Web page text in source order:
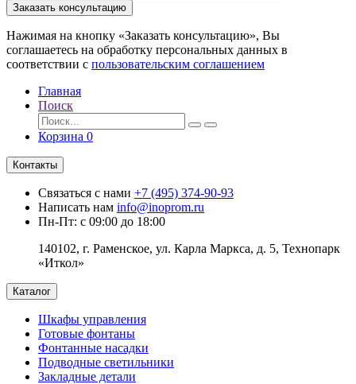
Заказать консультацию
Нажимая на кнопку «Заказать консультацию», Вы
соглашаетесь на обработку персональных данных в
соответствии с пользовательским соглашением
Главная
Поиск
Корзина 0
Контакты
Связаться с нами +7 (495) 374-90-93
Написать нам info@inoprom.ru
Пн-Пт: с 09:00 до 18:00
140102, г. Раменское, ул. Карла Маркса, д. 5, Технопарк
«Иткол»
Каталог
Шкафы управления
Готовые фонтаны
Фонтанные насадки
Подводные светильники
Закладные детали